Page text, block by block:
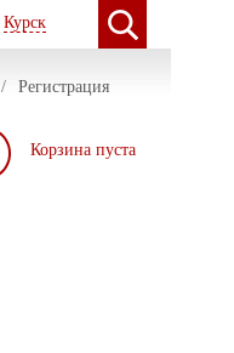
Курск
/ Регистрация
Корзина пуста